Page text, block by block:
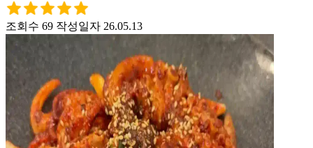
조회수 69 작성일자 26.05.13